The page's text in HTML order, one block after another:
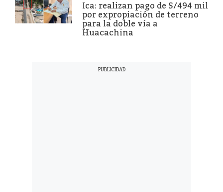
Ica: realizan pago de S/494 mil
por expropiación de terreno
para la doble vía a
Huacachina